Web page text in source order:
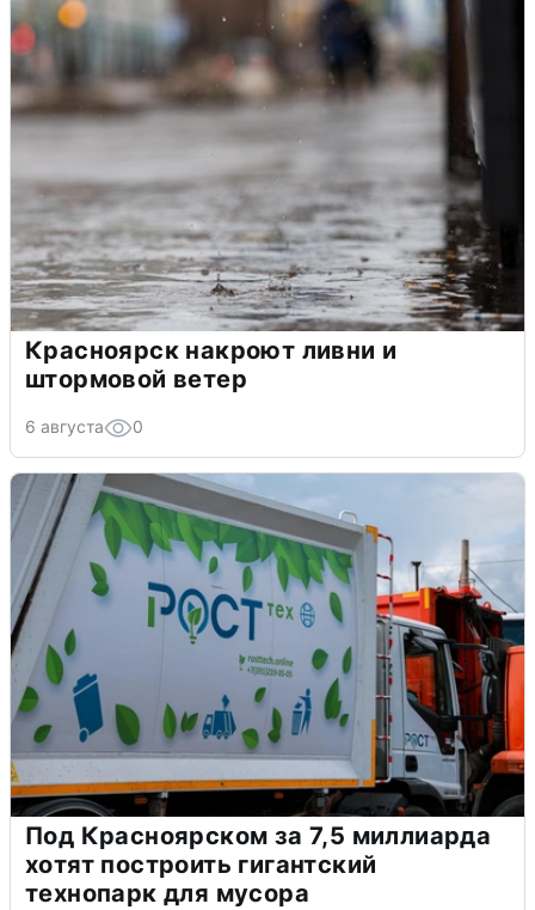
Красноярск накроют ливни и
штормовой ветер
6 августа 0
Под Красноярском за 7,5 миллиарда
хотят построить гигантский
технопарк для мусора